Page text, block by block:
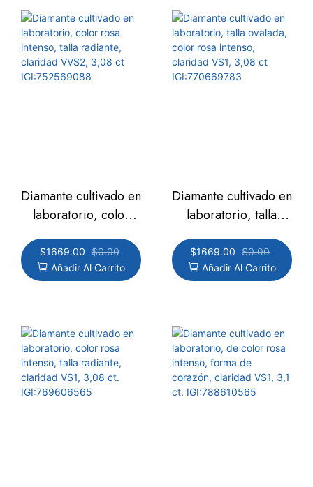
Diamante cultivado en
laboratorio, color
rosa intenso, talla
radiante, claridad
VVS2, 3,08 ct
$1669.00 $0.00
Añadir Al Carrito
Diamante cultivado en
laboratorio, talla
ovalada, color rosa
intenso, claridad VS1,
3,08 ct
$1669.00 $0.00
Añadir Al Carrito